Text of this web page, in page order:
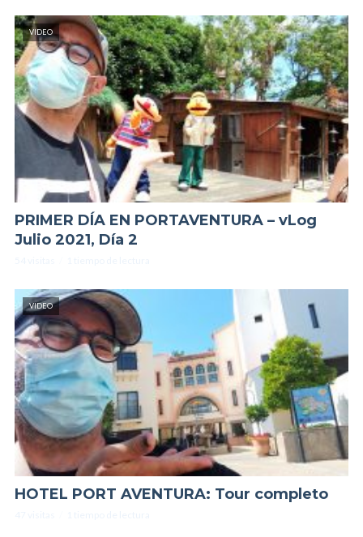
VIDEO
PRIMER DÍA EN PORTAVENTURA – vLog
Julio 2021, Día 2
VIDEO
HOTEL PORT AVENTURA: Tour completo